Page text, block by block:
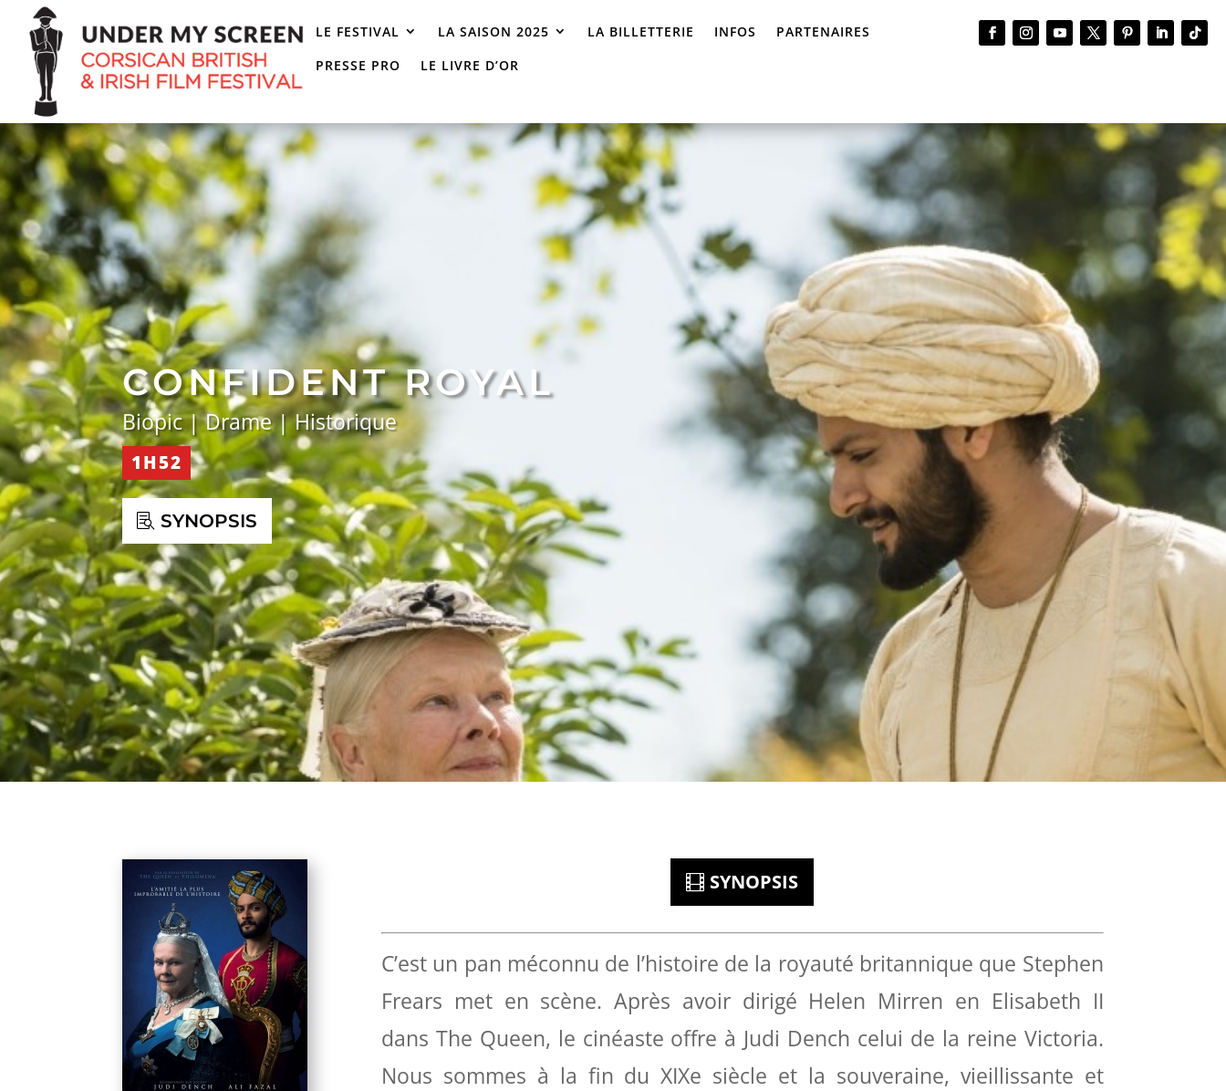
LE FESTIVAL LA SAISON 2025 LA BILLETTERIE INFOS
PARTENAIRES
PRESSE PRO
LE LIVRE D’OR
CONFIDENT ROYAL
Biopic | Drame | Historique
1H52
SYNOPSIS
SYNOPSIS
C’est un pan méconnu de l’histoire de la royauté britannique que Stephen
Frears met en scène. Après avoir dirigé Helen Mirren en Elisabeth II
dans The Queen, le cinéaste offre à Judi Dench celui de la reine Victoria.
Nous sommes à la fin du XIXe siècle et la souveraine, vieillissante et